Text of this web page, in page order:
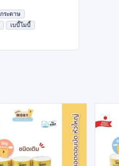
ระดาษ
เบบี้โมบี้